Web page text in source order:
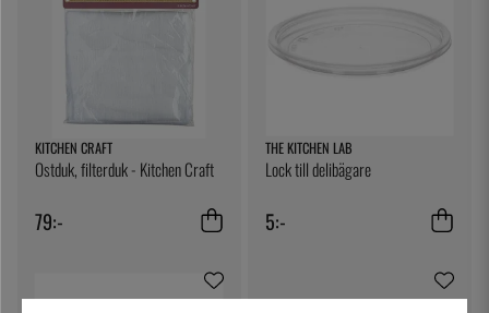
KITCHEN CRAFT
Ostduk, filterduk - Kitchen Craft
79:-
THE KITCHEN LAB
Lock till delibägare
5:-